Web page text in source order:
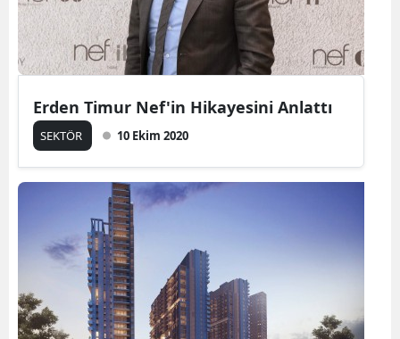
Erden Timur Nef'in Hikayesini Anlattı
SEKTÖR 10 Ekim 2020